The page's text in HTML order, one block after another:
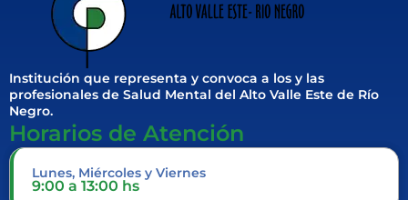
Institución que representa y convoca a los y las
profesionales de Salud Mental del Alto Valle Este de Río
Negro.
Horarios de Atención
Lunes, Miércoles y Viernes
9:00 a 13:00 hs